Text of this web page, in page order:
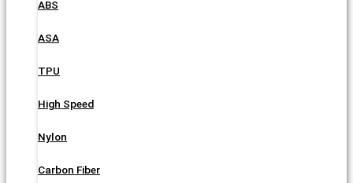
ABS
ASA
TPU
High Speed
Nylon
Carbon Fiber